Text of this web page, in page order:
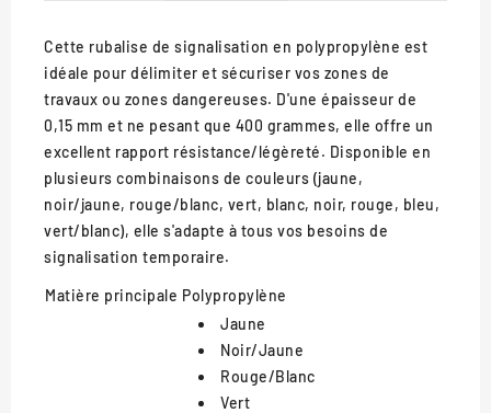
Cette rubalise de signalisation en polypropylène est
idéale pour délimiter et sécuriser vos zones de
travaux ou zones dangereuses. D'une épaisseur de
0,15 mm et ne pesant que 400 grammes, elle offre un
excellent rapport résistance/légèreté. Disponible en
plusieurs combinaisons de couleurs (jaune,
noir/jaune, rouge/blanc, vert, blanc, noir, rouge, bleu,
vert/blanc), elle s'adapte à tous vos besoins de
signalisation temporaire.
Matière principale Polypropylène
Jaune
Noir/Jaune
Rouge/Blanc
Vert